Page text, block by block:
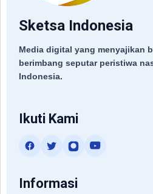
Sketsa Indonesia
Media digital yang menyajikan
berimbang seputar peristiwa
Indonesia.
Ikuti Kami
Informasi